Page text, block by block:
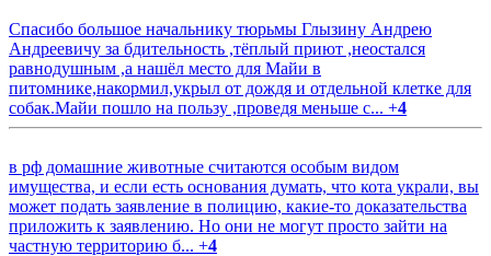
Спасибо большое начальнику тюрьмы Глызину Андрею
Андреевичу за бдительность ,тёплый приют ,неостался
равнодушным ,а нашёл место для Майи в
питомнике,накормил,укрыл от дождя и отдельной клетке для
собак.Майи пошло на пользу ,проведя меньше с... +4
в рф домашние животные считаются особым видом
имущества, и если есть основания думать, что кота украли, вы
может подать заявление в полицию, какие-то доказательства
приложить к заявлению. Но они не могут просто зайти на
частную территорию б... +4